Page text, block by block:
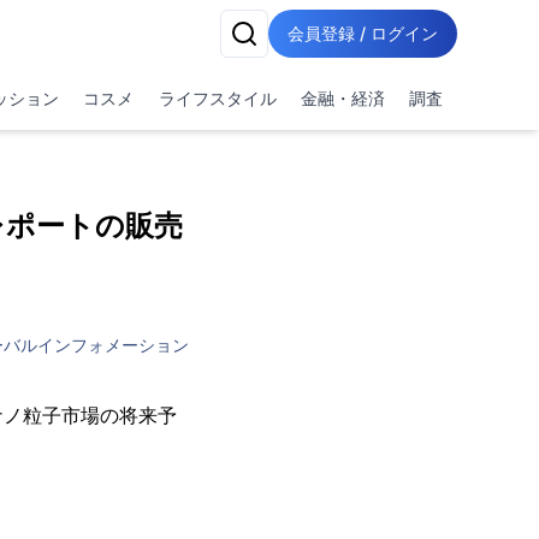
会員登録 / ログイン
ション コスメ ライフスタイル 金融・経済 調査
ートの販売
ルインフォメーション
粒子市場の将来予